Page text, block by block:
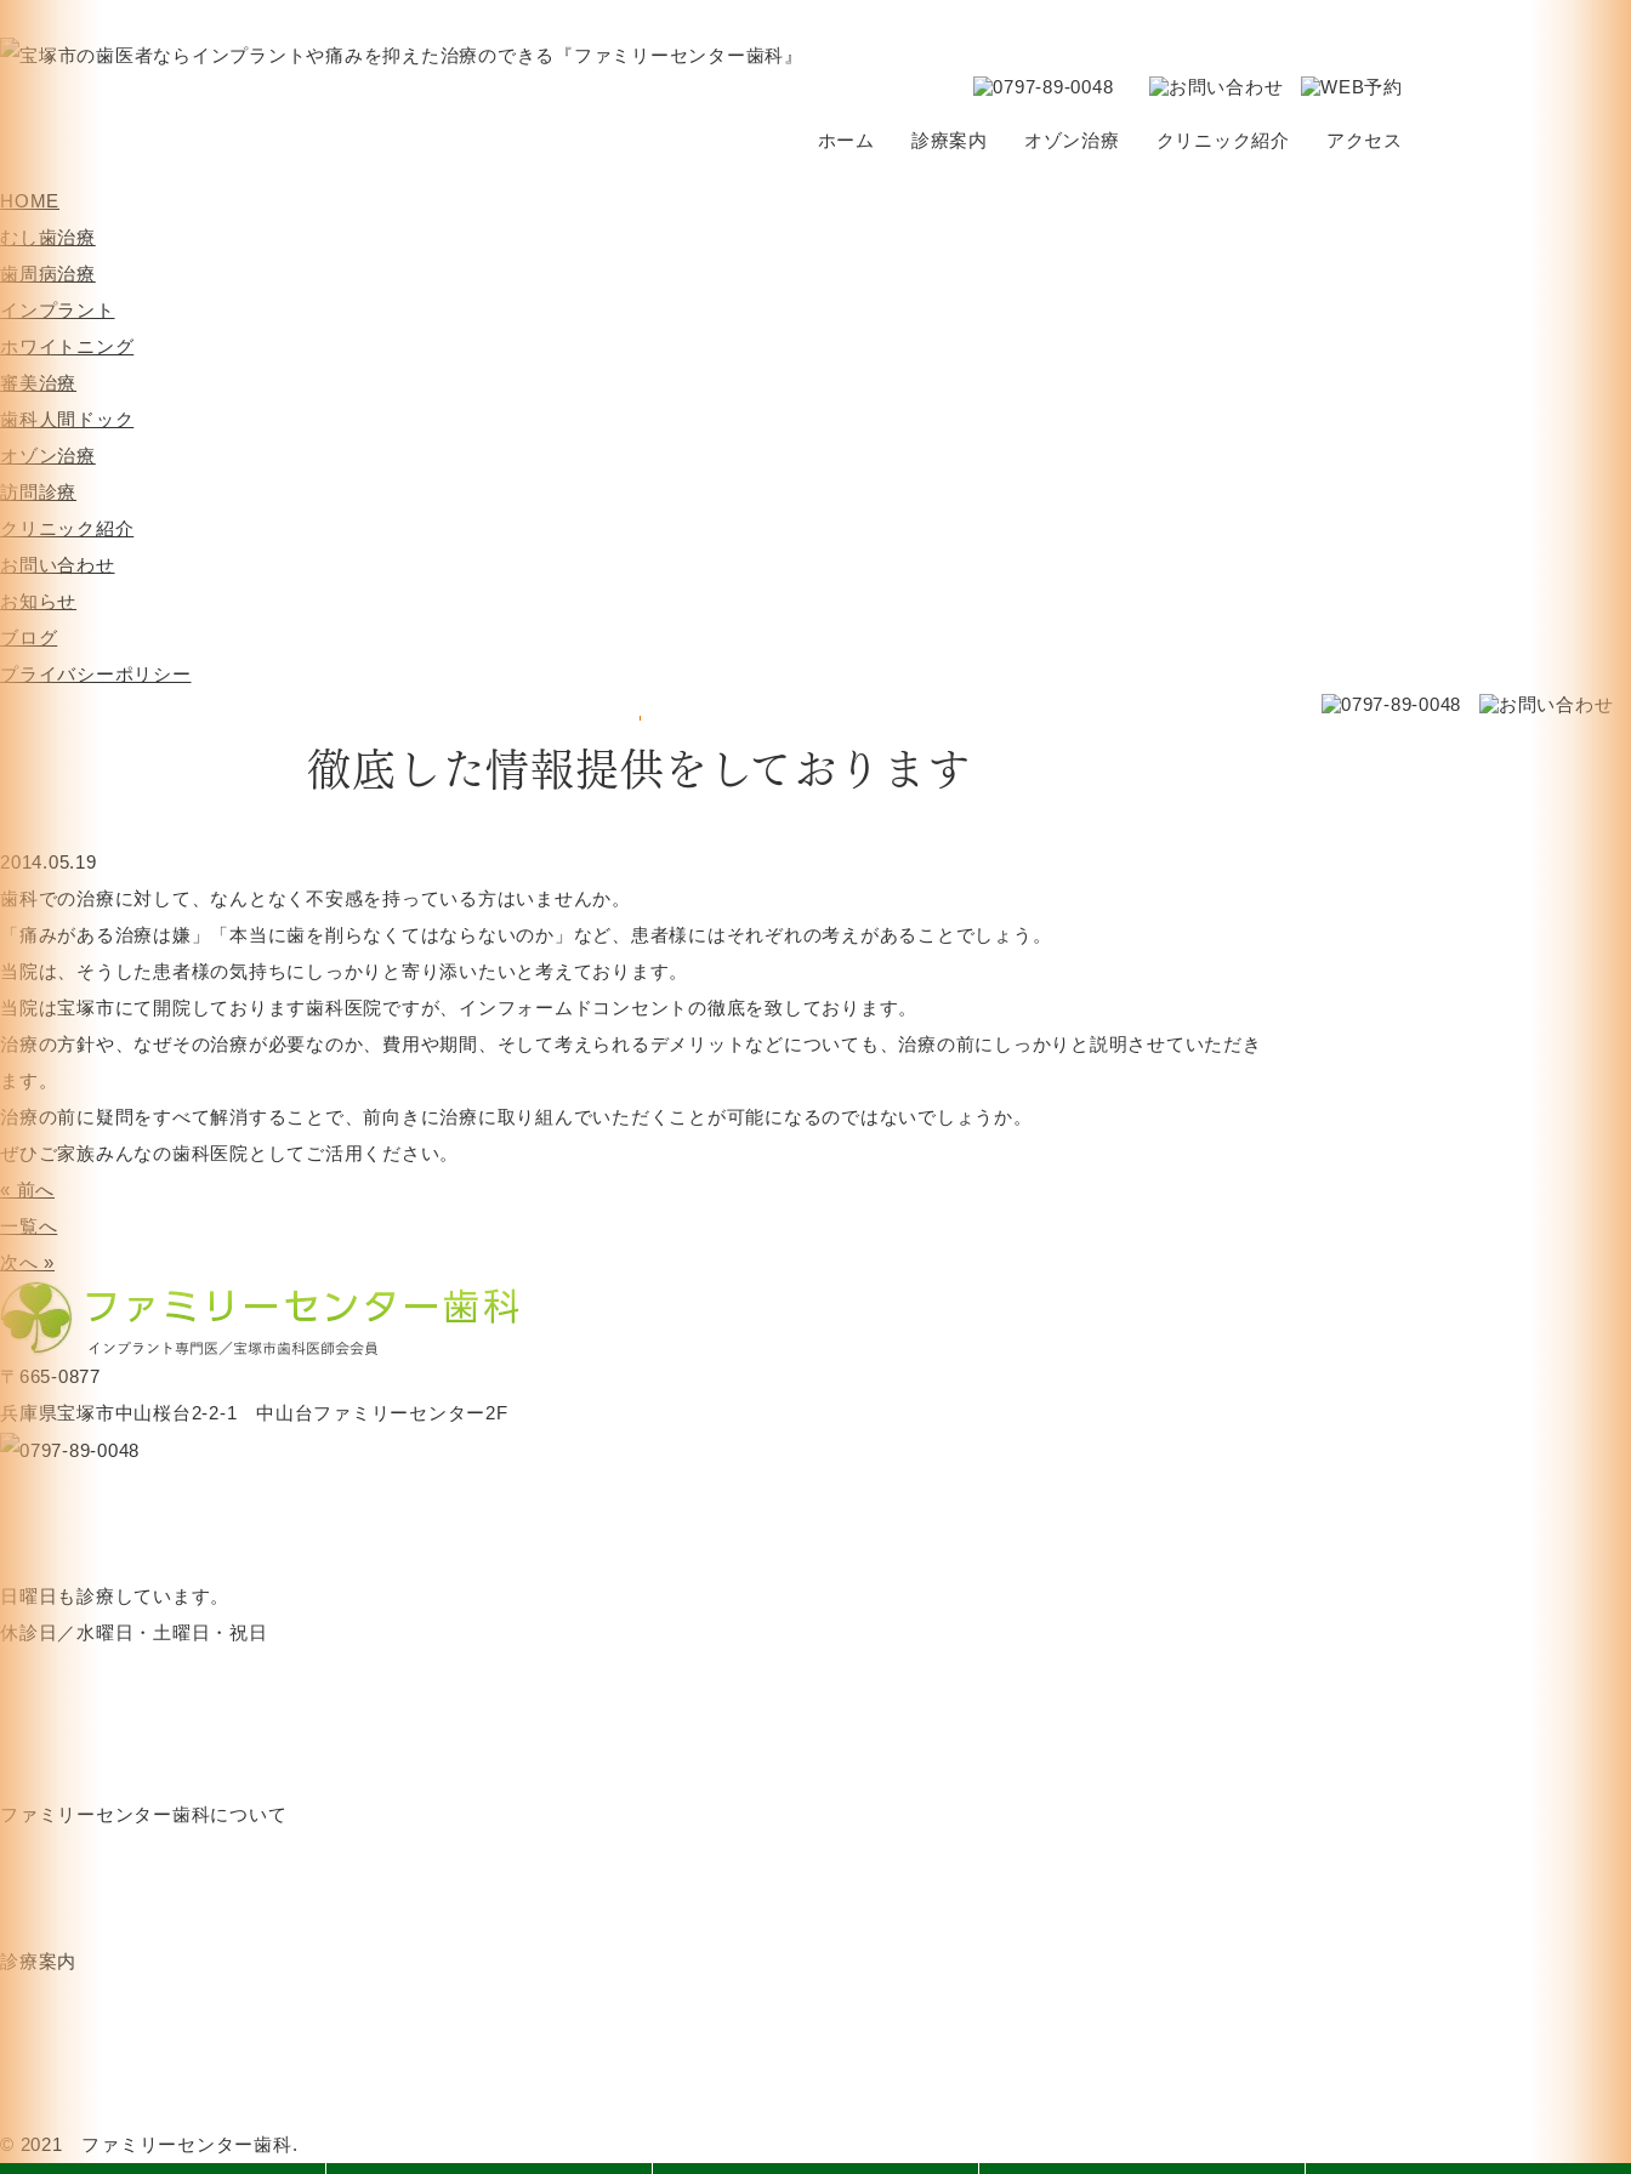
ホーム 診療案内 オゾン治療 クリニック紹介 アクセス
HOME
むし歯治療
歯周病治療
インプラント
ホワイトニング
審美治療
歯科人間ドック
オゾン治療
訪問診療
クリニック紹介
お問い合わせ
お知らせ
ブログ
プライバシーポリシー
HOME >ブログ > 徹底した情報提供をしております
徹底した情報提供をしております
2014.05.19
歯科での治療に対して、なんとなく不安感を持っている方はいませんか。
「痛みがある治療は嫌」「本当に歯を削らなくてはならないのか」など、患者様にはそれぞれの考えがあることでしょう。
当院は、そうした患者様の気持ちにしっかりと寄り添いたいと考えております。
当院は宝塚市にて開院しております歯科医院ですが、インフォームドコンセントの徹底を致しております。
治療の方針や、なぜその治療が必要なのか、費用や期間、そして考えられるデメリットなどについても、治療の前にしっかりと説明させていただき
ます。
治療の前に疑問をすべて解消することで、前向きに治療に取り組んでいただくことが可能になるのではないでしょうか。
ぜひご家族みんなの歯科医院としてご活用ください。
« 前へ
一覧へ
次へ »
〒665-0877
兵庫県宝塚市中山桜台2-2-1 中山台ファミリーセンター2F
日曜日も診療しています。
休診日／水曜日・土曜日・祝日
ファミリーセンター歯科について
診療案内
© 2021 ファミリーセンター歯科.